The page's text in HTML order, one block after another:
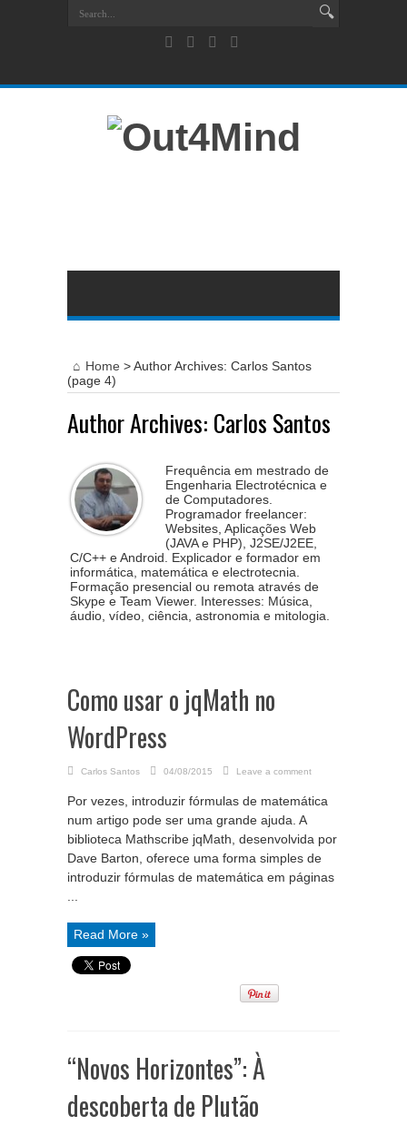
Home >Author Archives: Carlos Santos
(page 4)
Author Archives: Carlos Santos
Frequência em mestrado de
Engenharia Electrotécnica e
de Computadores.
Programador freelancer:
Websites, Aplicações Web
(JAVA e PHP), J2SE/J2EE,
C/C++ e Android. Explicador e formador em
informática, matemática e electrotecnia.
Formação presencial ou remota através de
Skype e Team Viewer. Interesses: Música,
áudio, vídeo, ciência, astronomia e mitologia.
Como usar o jqMath no
WordPress
Carlos Santos 04/08/2015 Leave a comment
Por vezes, introduzir fórmulas de matemática
num artigo pode ser uma grande ajuda. A
biblioteca Mathscribe jqMath, desenvolvida por
Dave Barton, oferece uma forma simples de
introduzir fórmulas de matemática em páginas
Read More »
“Novos Horizontes”: À
descoberta de Plutão